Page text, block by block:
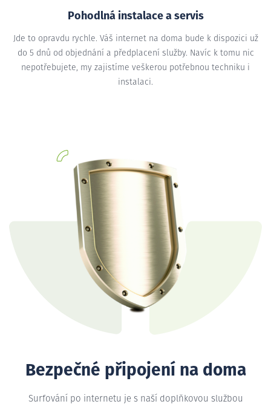
Pohodlná instalace a servis
Jde to opravdu rychle. Váš internet na doma bude k dispozici už
do 5 dnů od objednání a předplacení služby. Navíc k tomu nic
nepotřebujete, my zajistíme veškerou potřebnou techniku i
instalaci.
Bezpečné připojení na doma
Surfování po internetu je s naší doplňkovou službou